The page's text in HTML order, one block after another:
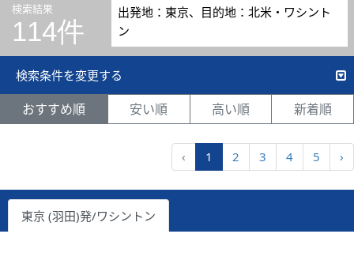
検索結果
114件
出発地：東京、目的地：北米・ワシント
ン
検索条件を変更する
おすすめ順 安い順 高い順 新着順
‹ 1 2 3 4 5 ›
東京 (羽田)発/ワシントン